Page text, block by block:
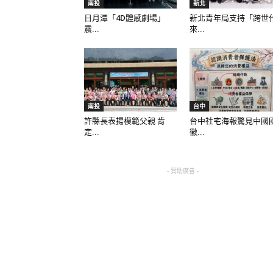
南投
日月潭「4D體感劇場」
震...
新北
新北青年局支持「跨世
來...
南投
許縣長表揚模範父親 肯
定...
台中
台中社宅海報驚見中國
徽...
- 贊助廣告 -